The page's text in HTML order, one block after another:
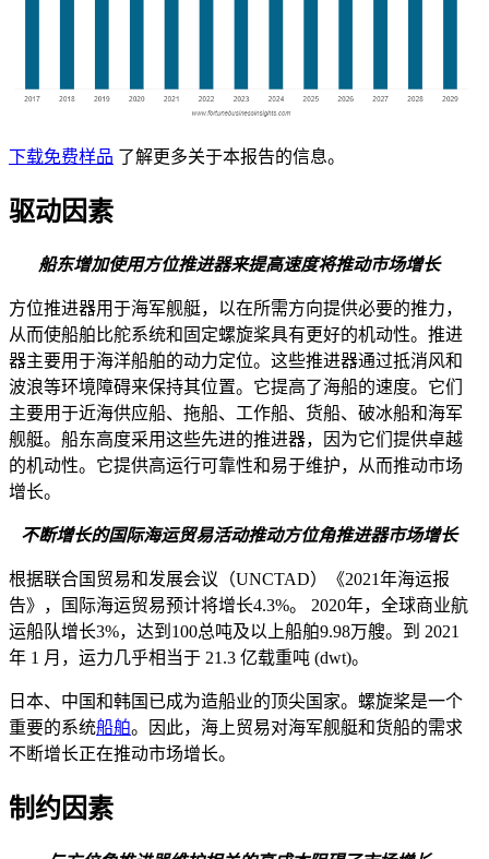
下载免费样品 了解更多关于本报告的信息。
驱动因素
船东增加使用方位推进器来提高速度将推动市场增长
方位推进器用于海军舰艇，以在所需方向提供必要的推力，
从而使船舶比舵系统和固定螺旋桨具有更好的机动性。推进
器主要用于海洋船舶的动力定位。这些推进器通过抵消风和
波浪等环境障碍来保持其位置。它提高了海船的速度。它们
主要用于近海供应船、拖船、工作船、货船、破冰船和海军
舰艇。船东高度采用这些先进的推进器，因为它们提供卓越
的机动性。它提供高运行可靠性和易于维护，从而推动市场
增长。
不断增长的国际海运贸易活动推动方位角推进器市场增长
根据联合国贸易和发展会议（UNCTAD）《2021年海运报
告》，国际海运贸易预计将增长4.3%。 2020年，全球商业航
运船队增长3%，达到100总吨及以上船舶9.98万艘。到 2021
年 1 月，运力几乎相当于 21.3 亿载重吨 (dwt)。
日本、中国和韩国已成为造船业的顶尖国家。螺旋桨是一个
重要的系统船舶。因此，海上贸易对海军舰艇和货船的需求
不断增长正在推动市场增长。
制约因素